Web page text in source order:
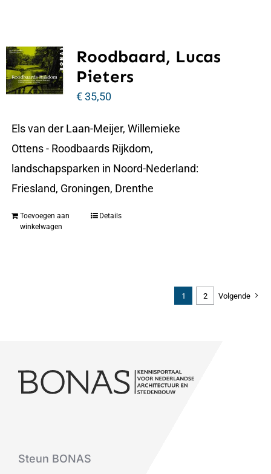
Roodbaard, Lucas
Pieters
€35,50
Els van der Laan-Meijer, Willemieke
Ottens - Roodbaards Rijkdom,
landschapsparken in Noord-Nederland:
Friesland, Groningen, Drenthe
Toevoegen aan
winkelwagen
Details
1 2 Volgende
Steun BONAS